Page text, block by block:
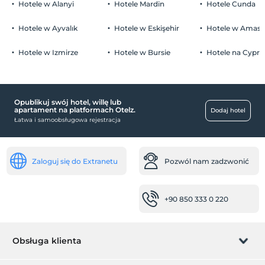
parking (na miejscu)
pokoje rodzinne
dziecko
basen dla dzieci
Drukarka
basen
Hotele w Alanyi
Hotele w Ayvalık
Hotele w Izmirze
Hotele Mardin
Hotele w Eskişehir
Hotele w Bursie
Hotele Cunda
Hotele w
Hotele na
Opublikuj swój hotel, willę lub
apartament na platformach Otelz.
Łatwa i samoobsługowa rejestracja
Dodaj hotel
Zaloguj się do Extranetu Pozwól nam zadzwonić
+90 850 333 0 220
Obsługa klienta